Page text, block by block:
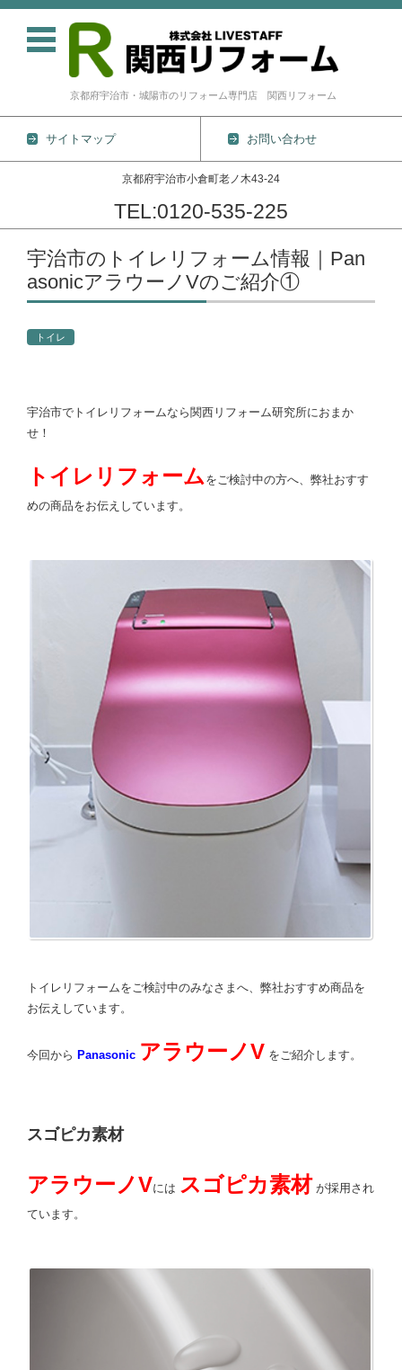
京都府宇治市・城陽市のリフォーム専門店 関西リフォーム
サイトマップ お問い合わせ
京都府宇治市小倉町老ノ木43-24
TEL:0120-535-225
コンテンツに移動
宇治市のトイレリフォーム情報｜Pan
asonicアラウーノVのご紹介①
トイレ
宇治市でトイレリフォームなら関西リフォーム研究所におまか
せ！
トイレリフォーム をご検討中の方へ、弊社おすす
めの商品をお伝えしています。
トイレリフォームをご検討中のみなさまへ、弊社おすすめ商品を
お伝えしています。
今回から Panasonic アラウーノV をご紹介します。
スゴピカ素材
アラウーノVには スゴピカ素材 が採用され
ています。